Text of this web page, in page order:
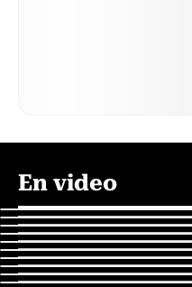
En video